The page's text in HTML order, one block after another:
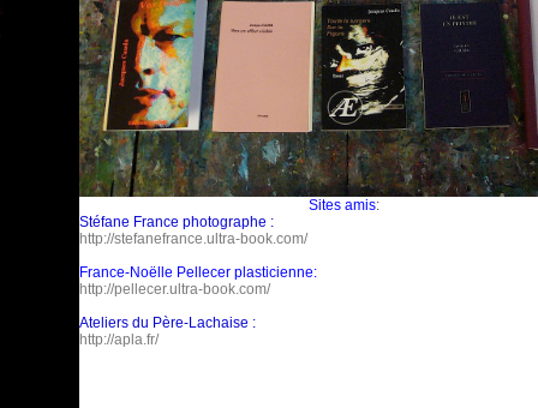
Sites amis:
Stéfane France photographe :
http://stefanefrance.ultra-book.com/
France-Noëlle Pellecer plasticienne:
http://pellecer.ultra-book.com/
Ateliers du Père-Lachaise :
http://apla.fr/